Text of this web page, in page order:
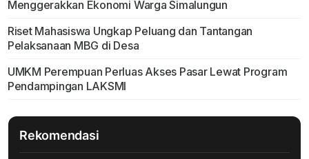
Menggerakkan Ekonomi Warga Simalungun
Riset Mahasiswa Ungkap Peluang dan Tantangan
Pelaksanaan MBG di Desa
UMKM Perempuan Perluas Akses Pasar Lewat Program
Pendampingan LAKSMI
Rekomendasi